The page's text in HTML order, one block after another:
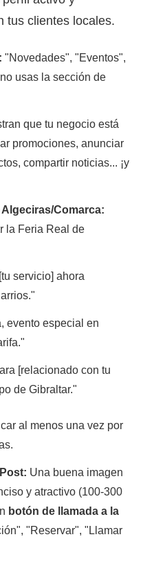
tus clientes locales.
"Novedades", "Eventos",
usas la sección de
que tu negocio está
promociones, anunciar
compartir noticias... ¡y
Comarca:
la Feria Real de
servicio] ahora
evento especial en
[relacionado con tu
de Gibraltar."
al menos una vez por
Una buena imagen
y atractivo (100-300
botón de llamada a la
"Reservar", "Llamar